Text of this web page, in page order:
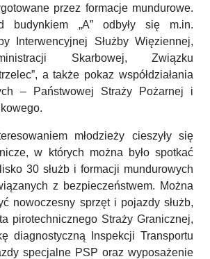
przez formacje mundurowe.
budynkiem „A” odbyły się m.in.
Interwencyjnej Służby Więziennej,
Skarbowej, Związku
a także pokaz współdziałania
– Państwowej Straży Pożarnej i
młodzieży cieszyły się
w których można było spotkać
30 służb i formacji mundurowych
z bezpieczeństwem. Można
nowoczesny sprzęt i pojazdy służb,
pirotechnicznego Straży Granicznej,
diagnostyczną Inspekcji Transportu
specjalne PSP oraz wyposażenie